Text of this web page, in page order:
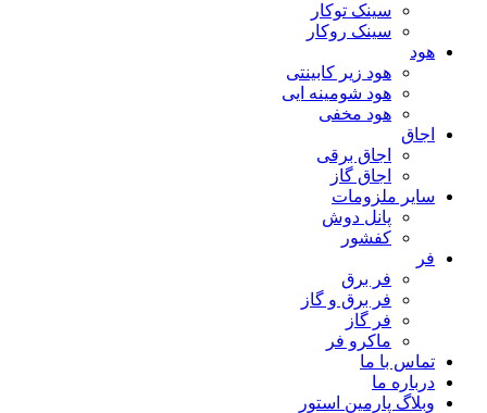
سینک توکار
سینک روکار
هود
هود زیر كابینتی
هود شومینه ایی
هود مخفى
اجاق
اجاق برقى
اجاق گاز
سایر ملزومات
پانل دوش
کفشور
فر
فر برق
فر برق و گاز
فر گاز
ماكرو فر
تماس با ما
درباره ما
وبلاگ پارمین استور